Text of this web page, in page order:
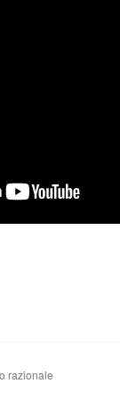
razionale